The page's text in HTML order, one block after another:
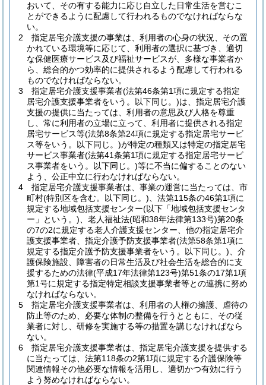
おいて、その有する能力に応じ自立した日常生活を営むこ
とができるように配慮して行われるものでなければならな
い。
2
指定居宅介護支援の事業は、利用者の心身の状況、その置
かれている環境等に応じて、利用者の選択に基づき、適切
な保健医療サービス及び福祉サービスが、多様な事業者か
ら、総合的かつ効率的に提供されるよう配慮して行われる
ものでなければならない。
3
指定居宅介護支援事業者(法第46条第1項に規定する指定
居宅介護支援事業者をいう。以下同じ。)は、指定居宅介護
支援の提供に当たっては、利用者の意思及び人格を尊重
し、常に利用者の立場に立って、利用者に提供される指定
居宅サービス等(法第8条第24項に規定する指定居宅サービ
ス等をいう。以下同じ。)が特定の種類又は特定の指定居宅
サービス事業者(法第41条第1項に規定する指定居宅サービ
ス事業者をいう。以下同じ。)等に不当に偏することのない
よう、公正中立に行わなければならない。
4
指定居宅介護支援事業者は、事業の運営に当たっては、市
町村(特別区を含む。以下同じ。) 、法第115条の46第1項に
規定する地域包括支援センター(以下「地域包括支援センタ
ー」という。) 、老人福祉法(昭和38年法律第133号)第20条
の7の2に規定する老人介護支援センター、他の指定居宅介
護支援事業者、指定介護予防支援事業者(法第58条第1項に
規定する指定介護予防支援事業者をいう。以下同じ。) 、介
護保険施設、障害者の日常生活及び社会生活を総合的に支
援するための法律(平成17年法律第123号)第51条の17第1項
第1号に規定する指定特定相談支援事業者等との連携に努め
なければならない。
5
指定居宅介護支援事業者は、利用者の人権の擁護、虐待の
防止等のため、必要な体制の整備を行うとともに、その従
業者に対し、研修を実施する等の措置を講じなければなら
ない。
6
指定居宅介護支援事業者は、指定居宅介護支援を提供する
に当たっては、法第118条の2第1項に規定する介護保険等
関連情報その他必要な情報を活用し、適切かつ有効に行う
よう努めなければならない。